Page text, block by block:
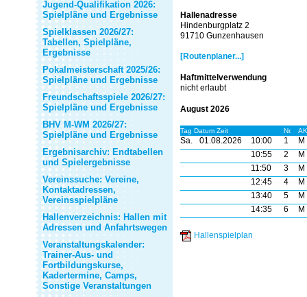
Jugend-Qualifikation 2026:
Spielpläne und Ergebnisse
Spielklassen 2026/27:
Tabellen, Spielpläne,
Ergebnisse
Pokalmeisterschaft 2025/26:
Spielpläne und Ergebnisse
Freundschaftsspiele 2026/27:
Spielpläne und Ergebnisse
BHV M-WM 2026/27:
Spielpläne und Ergebnisse
Ergebnisarchiv: Endtabellen
und Spielergebnisse
Vereinssuche: Vereine,
Kontaktadressen,
Vereinsspielpläne
Hallenverzeichnis: Hallen mit
Adressen und Anfahrtswegen
Veranstaltungskalender:
Trainer-Aus- und
Fortbildungskurse,
Kadertermine, Camps,
Sonstige Veranstaltungen
Hallenadresse
Hindenburgplatz 2
91710 Gunzenhausen
[Routenplaner...]
Haftmittelverwendung
nicht erlaubt
August 2026
Tag Datum Zeit Nr. AK
Sa. 01.08.2026 10:00 1
M
10:55
2
M
11:50
3
M
12:45
4
M
13:40
5
M
14:35
6 M
Hallenspielplan